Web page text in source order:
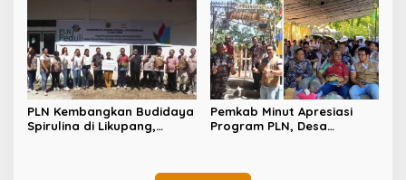
Berbasis Energi Bersih
PLN Kembangkan Budidaya
Spirulina di Likupang,
Pemkab Minut Apresiasi
Program PLN, Desa